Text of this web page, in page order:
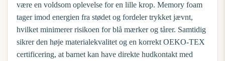
være en voldsom oplevelse for en lille krop. Memory foam
tager imod energien fra stødet og fordeler trykket jævnt,
hvilket minimerer risikoen for blå mærker og tårer. Samtidig
sikrer den høje materialekvalitet og en korrekt OEKO-TEX
certificering, at barnet kan have direkte hudkontakt med